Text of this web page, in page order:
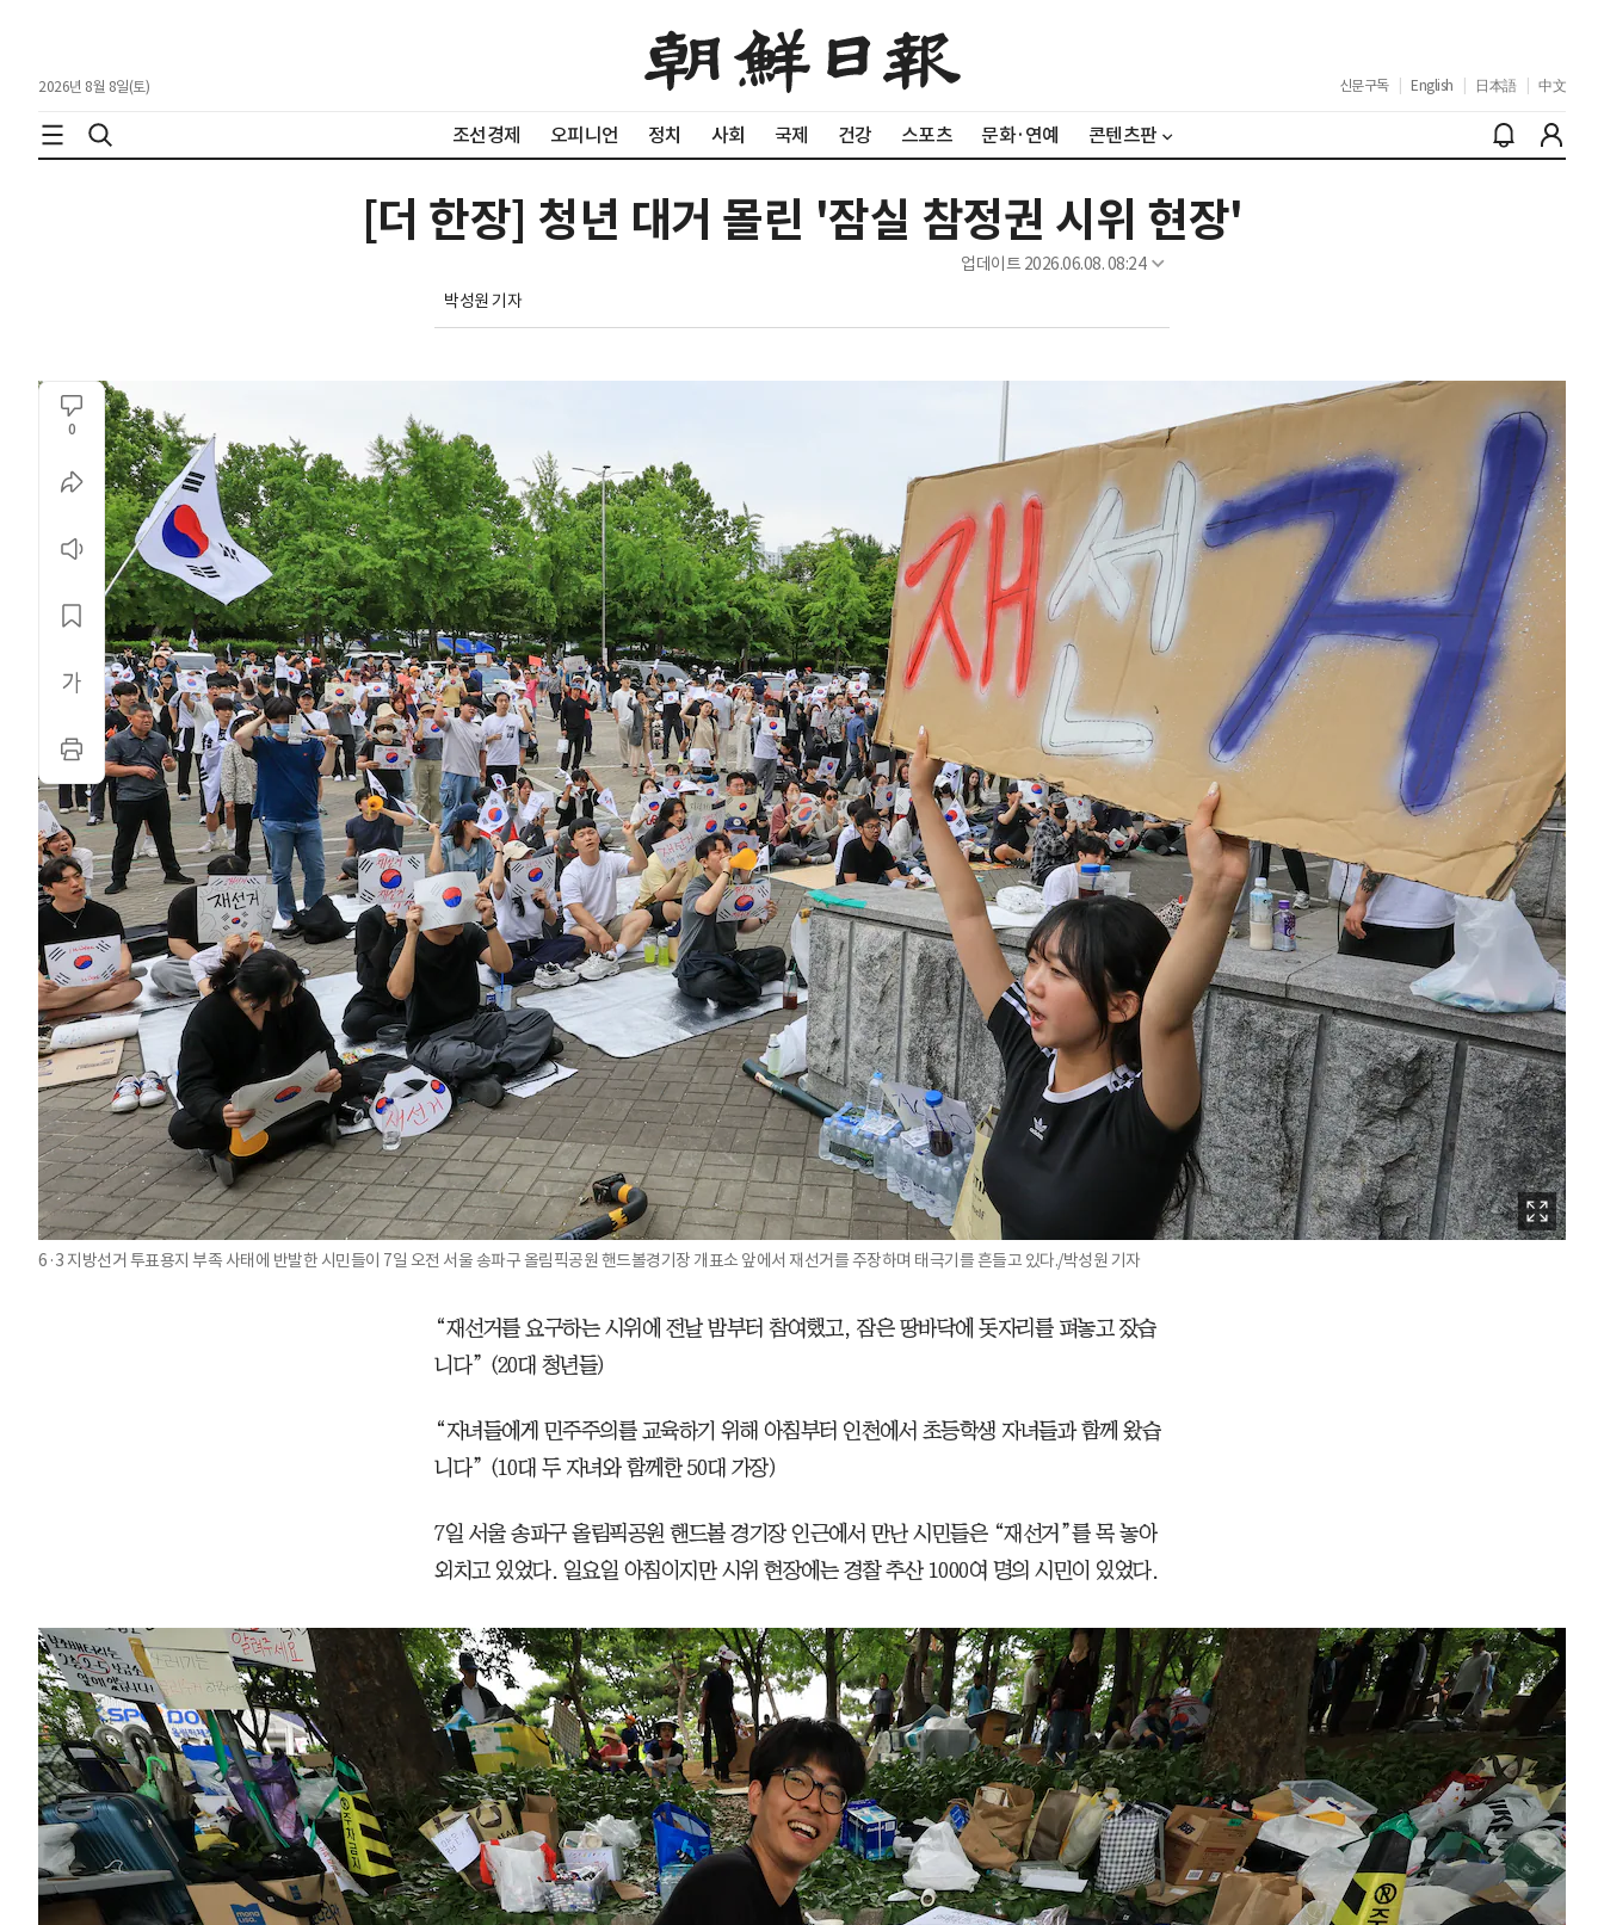
2026년 8월 8일(토) 신문구독 English 日本語 中文
조선경제 오피니언 정치 사회 국제 건강 스포츠 문화·연예 콘텐츠판
[더 한장] 청년 대거 몰린 '잠실 참정권 시위 현장'
박성원 기자
업데이트 2026.06.08. 08:24
0
6·3 지방선거 투표용지 부족 사태에 반발한 시민들이 7일 오전 서울 송파구 올림픽공원 핸드볼경기장 개표소 앞에서 재선거를 주장하며 태극기를 흔들고 있다./박성원 기자
“재선거를 요구하는 시위에 전날 밤부터 참여했고, 잠은 땅바닥에 돗자리를 펴놓고 잤습
니다” (20대 청년들)
“자녀들에게 민주주의를 교육하기 위해 아침부터 인천에서 초등학생 자녀들과 함께 왔습
니다” (10대 두 자녀와 함께한 50대 가장)
7일 서울 송파구 올림픽공원 핸드볼 경기장 인근에서 만난 시민들은 “재선거”를 목 놓아
외치고 있었다. 일요일 아침이지만 시위 현장에는 경찰 추산 1000여 명의 시민이 있었다.